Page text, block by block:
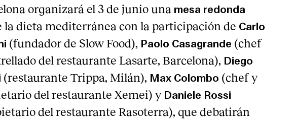
organizará el 3 de junio una mesa redonda
la dieta mediterránea con la participación de Carlo
(fundador de Slow Food), Paolo Casagrande (chef
del restaurante Lasarte, Barcelona), Diego
(restaurante Trippa, Milán), Max Colombo (chef y
del restaurante Xemei) y Daniele Rossi
del restaurante Rasoterra), que debatirán